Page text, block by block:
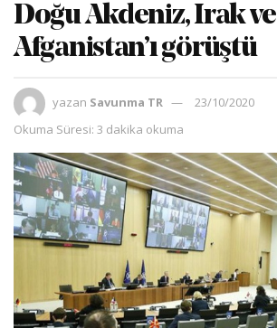
Doğu Akdeniz, Irak ve
Afganistan’ı görüştü
yazan Savunma TR
23/10/2020
Okuma Süresi: 3 dakika okuma